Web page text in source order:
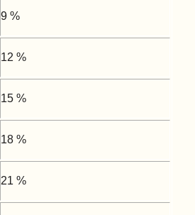
9 %
12 %
15 %
18 %
21 %